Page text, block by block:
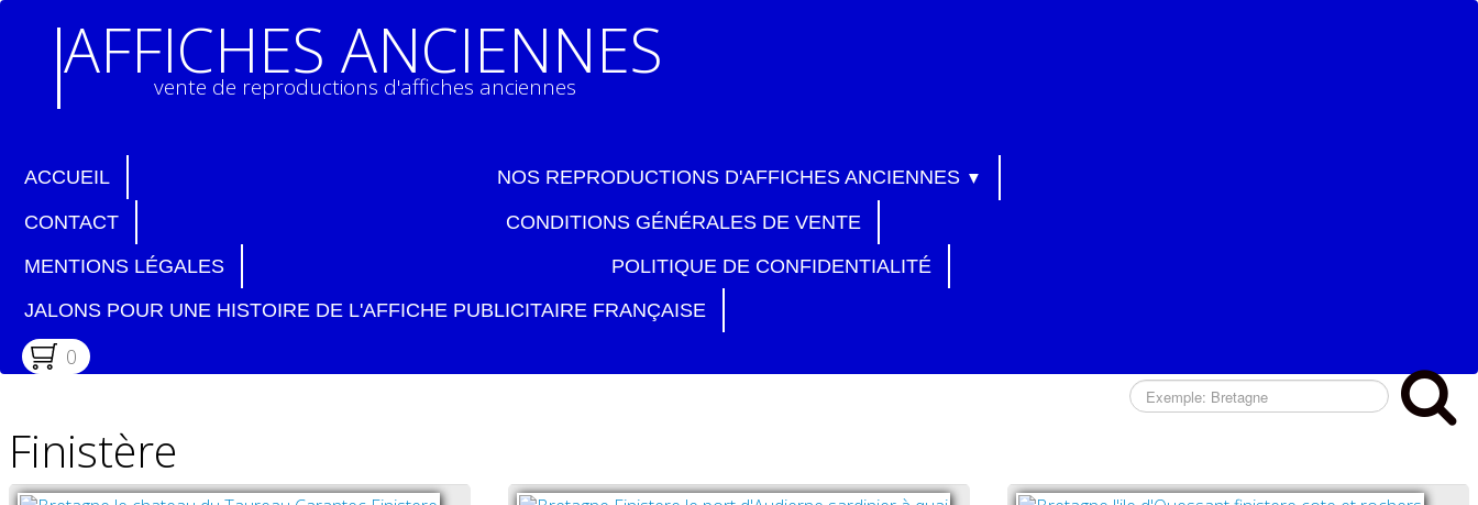
AFFICHES ANCIENNES
vente de reproductions d'affiches anciennes
ACCUEIL NOS REPRODUCTIONS D'AFFICHES ANCIENNES ▼
CONTACT
CONDITIONS GÉNÉRALES DE VENTE
MENTIONS LÉGALES
POLITIQUE DE CONFIDENTIALITÉ
JALONS POUR UNE HISTOIRE DE L'AFFICHE PUBLICITAIRE FRANÇAISE
0
Finistère